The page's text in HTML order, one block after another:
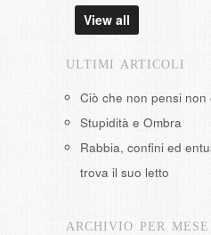
View all
ULTIMI ARTICOLI
Ciò che non pensi
Stupidità e Ombra
Rabbia, confini ed
trova il suo letto
ARCHIVIO PER MESE